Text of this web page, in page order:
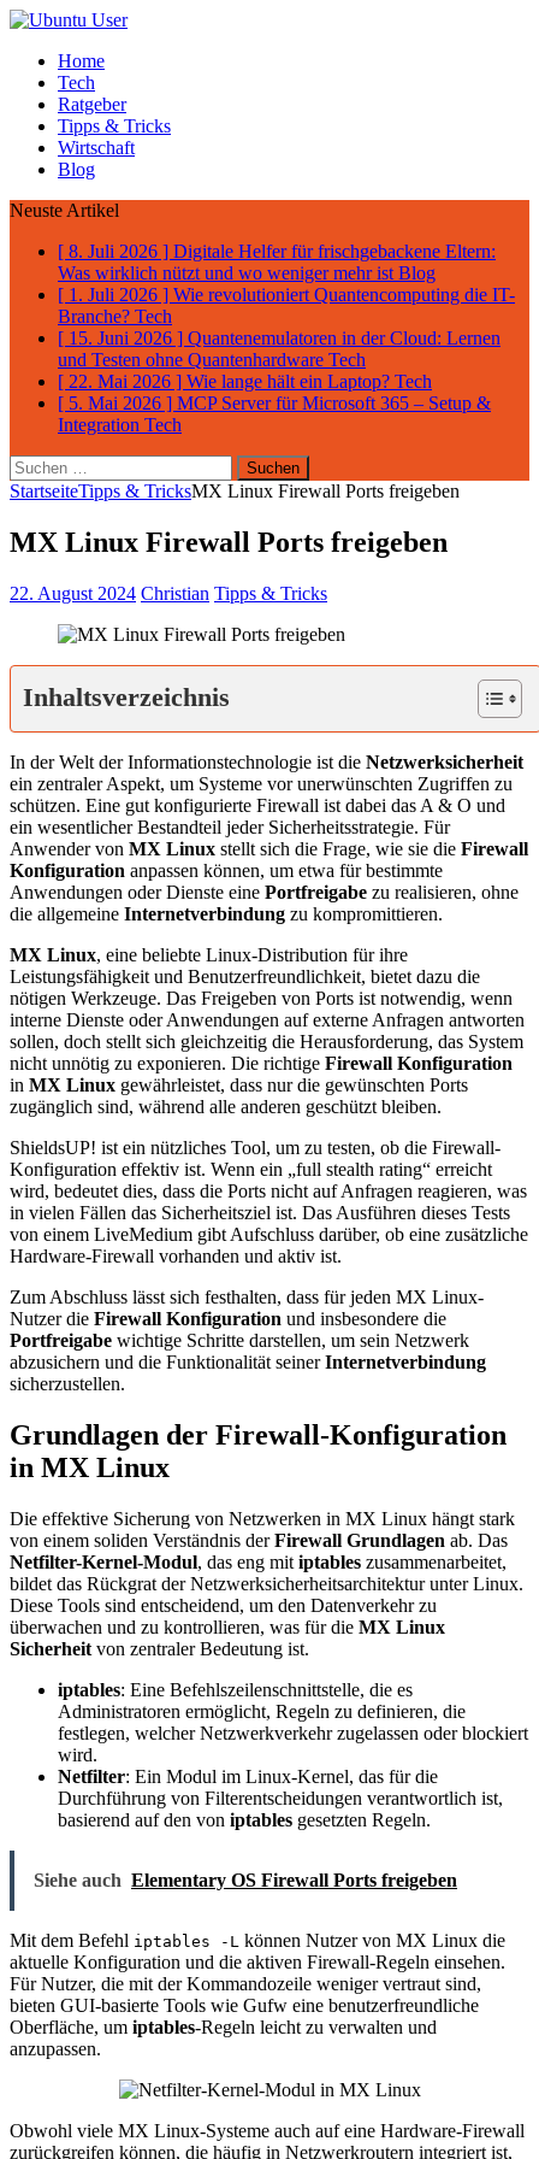
Home
Tech
Ratgeber
Tipps & Tricks
Wirtschaft
Blog
Neuste Artikel
[ 8. Juli 2026 ] Digitale Helfer für frischgebackene Eltern:
Was wirklich nützt und wo weniger mehr ist Blog
[ 1. Juli 2026 ] Wie revolutioniert Quantencomputing die IT-
Branche? Tech
[ 15. Juni 2026 ] Quantenemulatoren in der Cloud: Lernen
und Testen ohne Quantenhardware Tech
[ 22. Mai 2026 ] Wie lange hält ein Laptop? Tech
[ 5. Mai 2026 ] MCP Server für Microsoft 365 – Setup &
Integration Tech
Suchen
nach:
StartseiteTipps & TricksMX Linux Firewall Ports freigeben
MX Linux Firewall Ports freigeben
22. August 2024 Christian Tipps & Tricks
Inhaltsverzeichnis
In der Welt der Informationstechnologie ist die Netzwerksicherheit
ein zentraler Aspekt, um Systeme vor unerwünschten Zugriffen zu
schützen. Eine gut konfigurierte Firewall ist dabei das A & O und
ein wesentlicher Bestandteil jeder Sicherheitsstrategie. Für
Anwender von MX Linux stellt sich die Frage, wie sie die Firewall
Konfiguration anpassen können, um etwa für bestimmte
Anwendungen oder Dienste eine Portfreigabe zu realisieren, ohne
die allgemeine Internetverbindung zu kompromittieren.
MX Linux, eine beliebte Linux-Distribution für ihre
Leistungsfähigkeit und Benutzerfreundlichkeit, bietet dazu die
nötigen Werkzeuge. Das Freigeben von Ports ist notwendig, wenn
interne Dienste oder Anwendungen auf externe Anfragen antworten
sollen, doch stellt sich gleichzeitig die Herausforderung, das System
nicht unnötig zu exponieren. Die richtige Firewall Konfiguration
in MX Linux gewährleistet, dass nur die gewünschten Ports
zugänglich sind, während alle anderen geschützt bleiben.
ShieldsUP! ist ein nützliches Tool, um zu testen, ob die Firewall-
Konfiguration effektiv ist. Wenn ein „full stealth rating“ erreicht
wird, bedeutet dies, dass die Ports nicht auf Anfragen reagieren, was
in vielen Fällen das Sicherheitsziel ist. Das Ausführen dieses Tests
von einem LiveMedium gibt Aufschluss darüber, ob eine zusätzliche
Hardware-Firewall vorhanden und aktiv ist.
Zum Abschluss lässt sich festhalten, dass für jeden MX Linux-
Nutzer die Firewall Konfiguration und insbesondere die
Portfreigabe wichtige Schritte darstellen, um sein Netzwerk
abzusichern und die Funktionalität seinerInternetverbindung
sicherzustellen.
Grundlagen der Firewall-Konfiguration
in MX Linux
Die effektive Sicherung von Netzwerken in MX Linux hängt stark
von einem soliden Verständnis derFirewall Grundlagen ab. Das
Netfilter-Kernel-Modul, das eng mit iptables zusammenarbeitet,
bildet das Rückgrat der Netzwerksicherheitsarchitektur unter Linux.
Diese Tools sind entscheidend, um den Datenverkehr zu
überwachen und zu kontrollieren, was für die MX Linux
Sicherheit von zentraler Bedeutung ist.
iptables: Eine Befehlszeilenschnittstelle, die es
Administratoren ermöglicht, Regeln zu definieren, die
festlegen, welcher Netzwerkverkehr zugelassen oder blockiert
wird.
Netfilter: Ein Modul im Linux-Kernel, das für die
Durchführung von Filterentscheidungen verantwortlich ist,
basierend auf den von iptables gesetzten Regeln.
Siehe auch Elementary OS Firewall Ports freigeben
Mit dem Befehl iptables -L können Nutzer von MX Linux die
aktuelle Konfiguration und die aktiven Firewall-Regeln einsehen.
Für Nutzer, die mit der Kommandozeile weniger vertraut sind,
bieten GUI-basierte Tools wie Gufw eine benutzerfreundliche
Oberfläche, um iptables-Regeln leicht zu verwalten und
anzupassen.
Obwohl viele MX Linux-Systeme auch auf eine Hardware-Firewall
zurückgreifen können, die häufig in Netzwerkroutern integriert ist,